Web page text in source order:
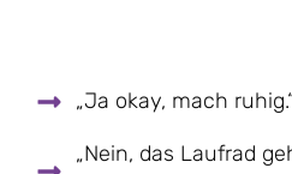
„Ja okay, mach
„Nein, das Laufrad